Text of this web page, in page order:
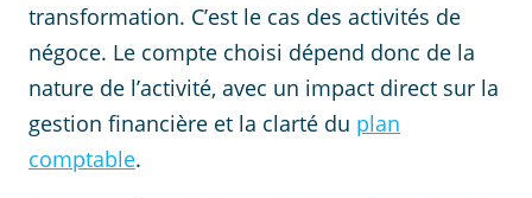
transformation. C’est le cas des activités de
négoce. Le compte choisi dépend donc de la
nature de l’activité, avec un impact direct sur la
gestion financière et la clarté du plan
comptable.